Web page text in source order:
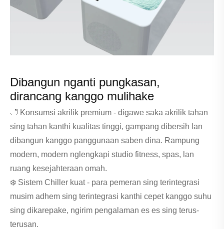
Dibangun nganti pungkasan,
dirancang kanggo mulihake
🛁 Konsumsi akrilik premium - digawe saka akrilik tahan
sing tahan kanthi kualitas tinggi, gampang dibersih lan
dibangun kanggo panggunaan saben dina. Rampung
modern, modern nglengkapi studio fitness, spas, lan
ruang kesejahteraan omah.
❄️ Sistem Chiller kuat - para pemeran sing terintegrasi
musim adhem sing terintegrasi kanthi cepet kanggo suhu
sing dikarepake, ngirim pengalaman es es sing terus-
terusan.